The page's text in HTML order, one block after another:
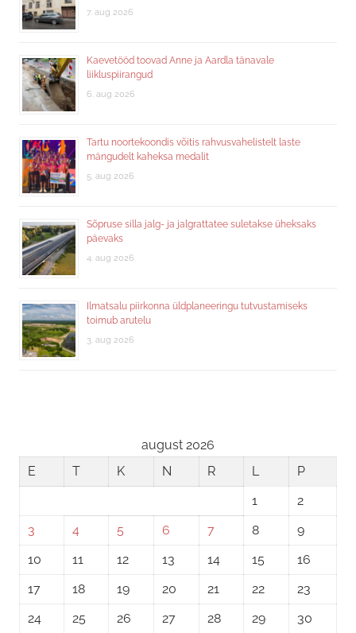
7. aug 2026
Kaevetööd toovad Anne ja Aardla tänavale
liikluspiirangud
6. aug 2026
Tartu noortekoondis võitis rahvusvahelistelt laste
mängudelt kaheksa medalit
5. aug 2026
Sõpruse silla jalg- ja jalgrattatee suletakse üheksaks
päevaks
4. aug 2026
Ilmatsalu piirkonna üldplaneeringu tutvustamiseks
toimub arutelu
3. aug 2026
august 2026
E
T K N R L
P
1
2
3
4 5 6 7 8
9
10
11 12 13 14 15
16
17
18 19 20 21 22
23
24
25 26 27 28 29 30